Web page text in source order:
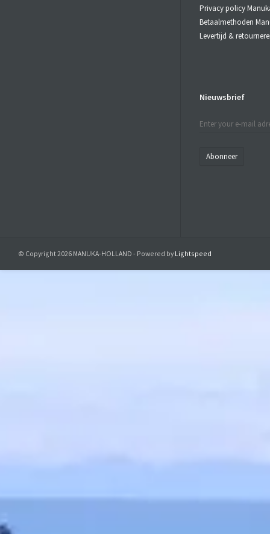
Privacy policy
Betaalmethoden
Levertijd &
Nieuwsbrief
Abonneer
© Copyright 2026 MANUKA-HOLLAND - Powered by Lightspeed